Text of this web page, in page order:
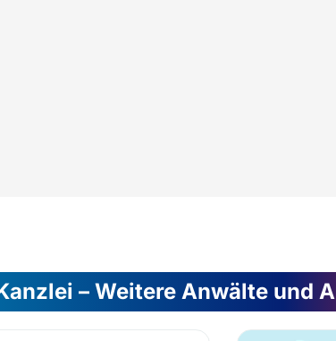
– Weitere Anwälte und